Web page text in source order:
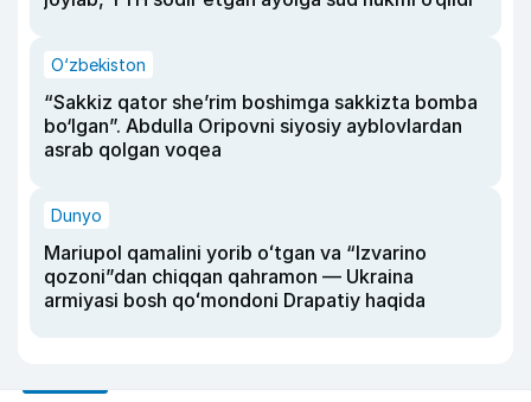
O‘zbekiston
“Sakkiz qator she’rim boshimga sakkizta bomba
bo‘lgan”. Abdulla Oripovni siyosiy ayblovlardan
asrab qolgan voqea
Dunyo
Mariupol qamalini yorib oʻtgan va “Izvarino
qozoni”dan chiqqan qahramon — Ukraina
armiyasi bosh qoʻmondoni Drapatiy haqida